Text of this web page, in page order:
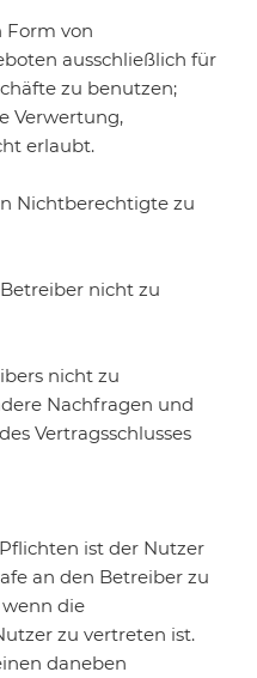
Form von
ausschließlich für
zu benutzen;
Verwertung,
erlaubt.
Nichtberechtigte zu
nicht zu
nicht zu
Nachfragen und
Vertragsschlusses
ist der Nutzer
an den Betreiber zu
die
zu vertreten ist.
daneben